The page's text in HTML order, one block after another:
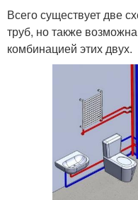
Всего существует две
труб, но также
комбинацией этих двух.